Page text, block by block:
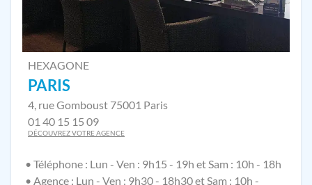
HEXAGONE
PARIS
4, rue Gomboust 75001 Paris
01 40 15 15 09
DÉCOUVREZ VOTRE AGENCE
• Téléphone : Lun - Ven : 9h15 - 19h et Sam : 10h - 18h
• Agence : Lun - Ven : 9h30 - 18h30 et Sam : 10h -